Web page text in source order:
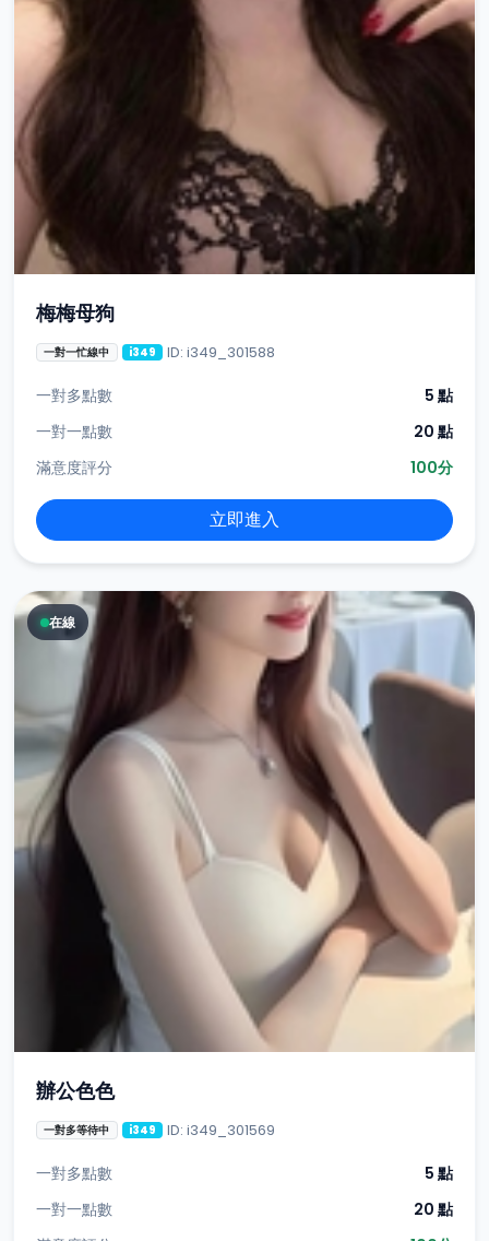
梅梅母狗
一對一忙線中 i349 ID: i349_301588
一對多點數
5 點
一對一點數
20 點
滿意度評分
100分
立即進入
在線
辦公色色
一對多等待中 i349 ID: i349_301569
一對多點數
5 點
一對一點數
20 點